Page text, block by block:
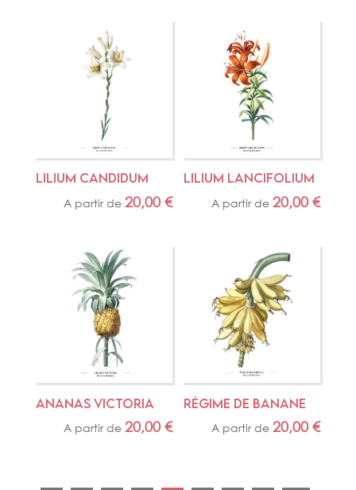
LILIUM CANDIDUM
A partir de 20,00 €
LILIUM LANCIFOLIUM
A partir de20,00€
ANANAS VICTORIA
A partir de 20,00 €
RÉGIME DE BANANE
A partir de20,00€